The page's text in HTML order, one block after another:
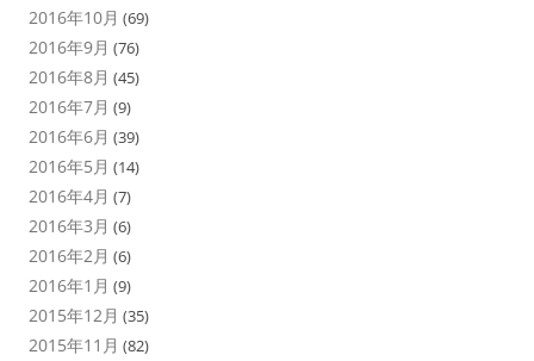
2016年10月 (69)
2016年9月 (76)
2016年8月 (45)
2016年7月 (9)
2016年6月 (39)
2016年5月 (14)
2016年4月 (7)
2016年3月 (6)
2016年2月 (6)
2016年1月 (9)
2015年12月 (35)
2015年11月 (82)